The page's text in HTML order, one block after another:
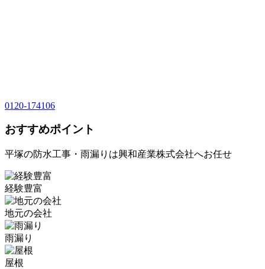
0120-174106
おすすめポイント
平塚の防水工事・雨漏りは興和産業株式会社へお任せ
経験豊富
地元の会社
雨漏り
屋根